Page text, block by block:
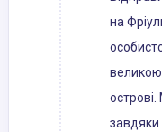
на
завдяки